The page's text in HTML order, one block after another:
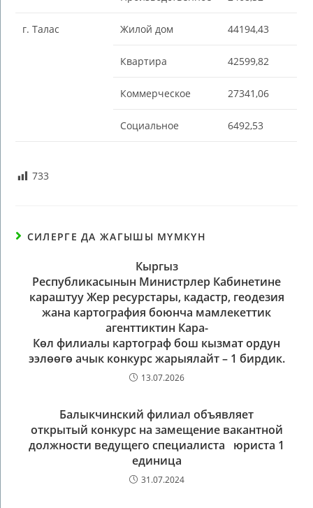
г. Талас Жилой дом 44194,43
Квартира 42599,82
Коммерческое 27341,06
Социальное 6492,53
733
СИЛЕРГЕ ДА ЖАГЫШЫ МҮМКҮН
Кыргыз
Республикасынын Министрлер Кабинетине
караштуу Жер ресурстары, кадастр, геодезия
жана картография боюнча мамлекеттик
агенттиктин Кара-
Көл филиалы картограф бош кызмат ордун
ээлөөгө ачык конкурс жарыялайт – 1 бирдик.
13.07.2026
Балыкчинский филиал объявляет
открытый конкурс на замещение вакантной
должности ведущего специалиста юриста 1
единица
31.07.2024